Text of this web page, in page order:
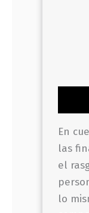
En
las
el
lo